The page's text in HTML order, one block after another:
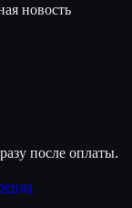
новость
после оплаты.